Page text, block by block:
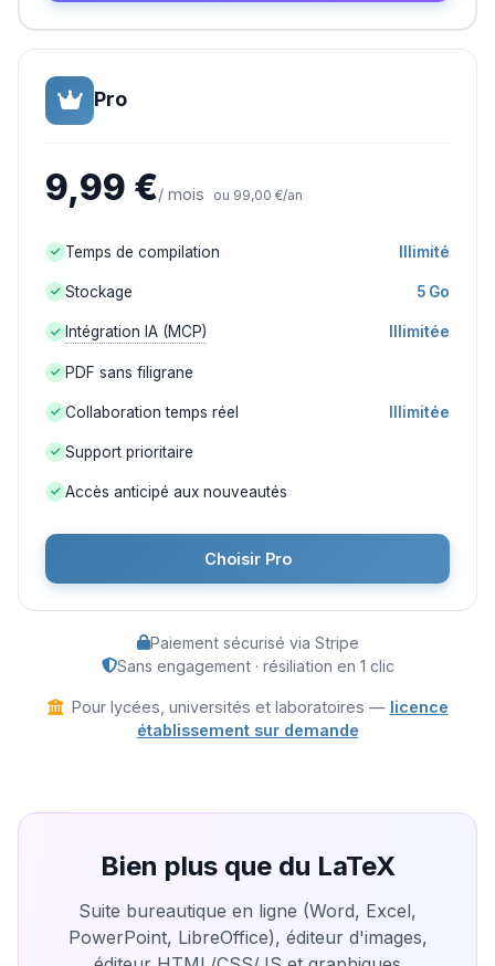
Pro
9,99 €/ mois ou 99,00 €/an
Temps de compilation Illimité
Stockage 5 Go
Intégration IA (MCP) Illimitée
PDF sans filigrane
Collaboration temps réel Illimitée
Support prioritaire
Accès anticipé aux nouveautés
Choisir Pro
Paiement sécurisé via Stripe
Sans engagement · résiliation en 1 clic
Pour lycées, universités et laboratoires — licence
établissement sur demande
Bien plus que du LaTeX
Suite bureautique en ligne (Word, Excel,
PowerPoint, LibreOffice), éditeur d'images,